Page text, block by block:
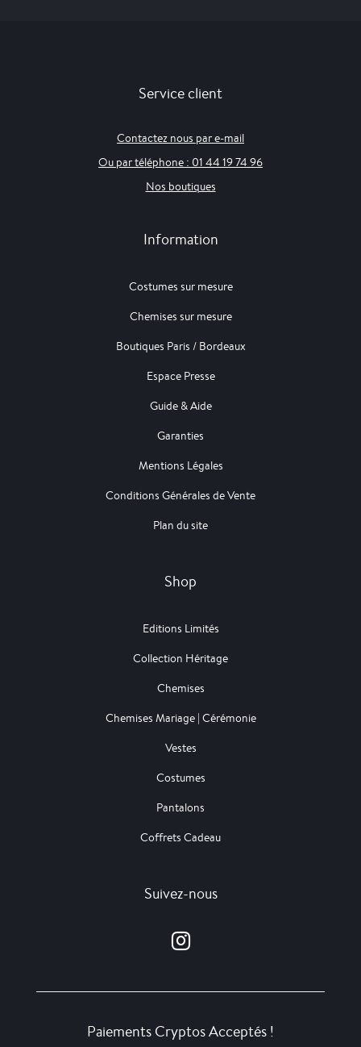
Service client
Contactez nous par e-mail
Ou par téléphone : 01 44 19 74 96
Nos boutiques
Information
Costumes sur mesure
Chemises sur mesure
Boutiques Paris / Bordeaux
Espace Presse
Guide & Aide
Garanties
Mentions Légales
Conditions Générales de Vente
Plan du site
Shop
Editions Limités
Collection Héritage
Chemises
Chemises Mariage | Cérémonie
Vestes
Costumes
Pantalons
Coffrets Cadeau
Suivez-nous
Paiements Cryptos Acceptés !